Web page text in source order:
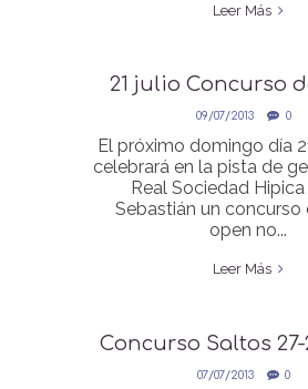
Leer Más
21 julio Concurso
Clásica
09/07/2013 0
El próximo domingo día
celebrará en la pista de
Real Sociedad Hipica
Sebastián un concurso
open no...
Leer Más
Concurso Saltos 27-
07/07/2013 0